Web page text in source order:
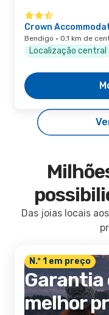
Crown
Bendigo · 0,1 km de
Localização central
Das joias locais
N.º 1 em preço
Garantia
melhor